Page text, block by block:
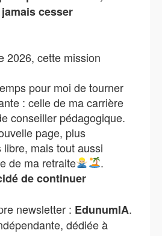
cesser
2026, cette mission
pour moi de tourner
: celle de ma carrière
conseiller pédagogique.
page, plus
mais tout aussi
de ma retraite
.
de continuer
newsletter : EdunumIA.
dédiée à